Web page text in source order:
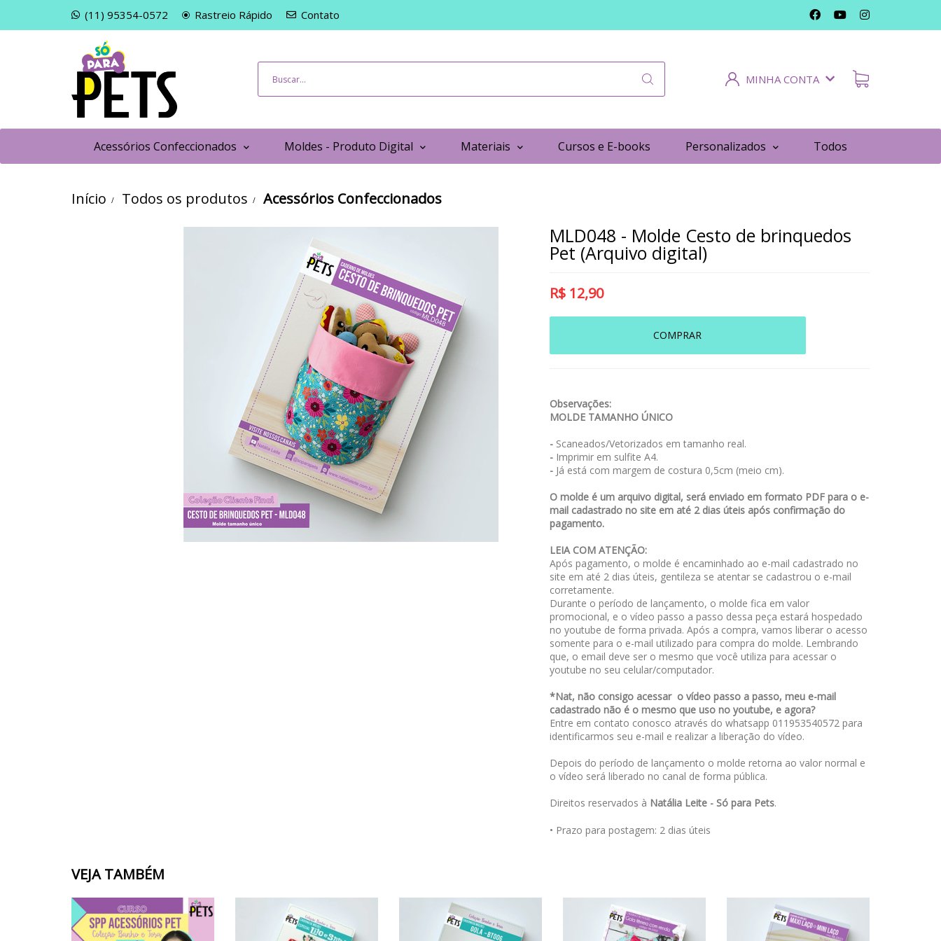
(11) 95354-0572 Rastreio Rápido Contato
MINHA CONTA
Acessórios Confeccionados Moldes - Produto Digital Materiais Cursos e E-books Personalizados Todos
Início Todos os produtos Acessórios Confeccionados
MLD048 - Molde Cesto de brinquedos
Pet (Arquivo digital)
R$ 12,90
COMPRAR
Observações:
MOLDE TAMANHO ÚNICO
-Scaneados/Vetorizados em tamanho real.
- Imprimir em sulfite A4.
- Já está com margem de costura 0,5cm (meio cm).
O molde é um arquivo digital, será enviado em formato PDF para o e-
mail cadastrado no site em até 2 dias úteis após confirmação do
pagamento.
LEIA COM ATENÇÃO:
Após pagamento, o molde é encaminhado ao e-mail cadastrado no
site em até 2 dias úteis, gentileza se atentar se cadastrou o e-mail
corretamente.
Durante o período de lançamento, o molde fica em valor
promocional, e o vídeo passo a passo dessa peça estará hospedado
no youtube de forma privada. Após a compra, vamos liberar o acesso
somente para o e-mail utilizado para compra do molde. Lembrando
que, o email deve ser o mesmo que você utiliza para acessar o
youtube no seu celular/computador.
*Nat, não consigo acessar o vídeo passo a passo, meu e-mail
cadastrado não é o mesmo que uso no youtube, e agora?
Entre em contato conosco através do whatsapp 011953540572 para
identificarmos seu e-mail e realizar a liberação do vídeo.
Depois do período de lançamento o molde retorna ao valor normal e
o vídeo será liberado no canal de forma pública.
Direitos reservados à Natália Leite - Só para Pets.
• Prazo para postagem: 2 dias úteis
VEJA TAMBÉM